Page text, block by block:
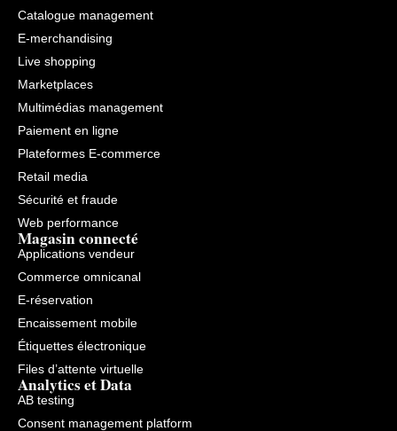
Catalogue management
E-merchandising
Live shopping
Marketplaces
Multimédias management
Paiement en ligne
Plateformes E-commerce
Retail media
Sécurité et fraude
Web performance
Magasin connecté
Applications vendeur
Commerce omnicanal
E-réservation
Encaissement mobile
Étiquettes électronique
Files d’attente virtuelle
Analytics et Data
AB testing
Consent management platform